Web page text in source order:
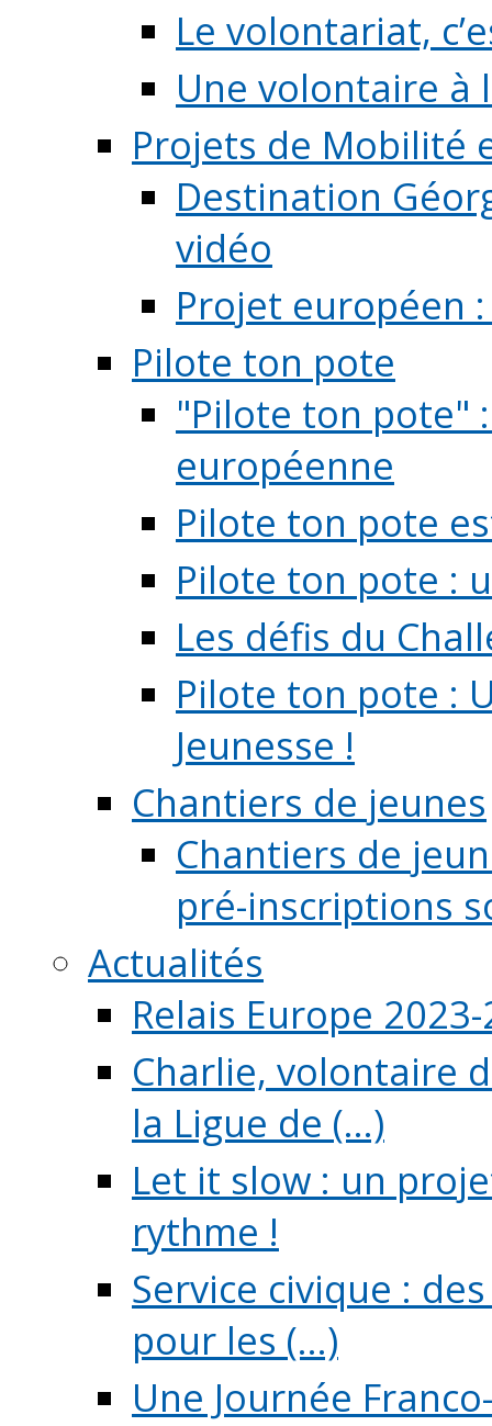
Le volontariat,
Une volontaire à
Projets de Mobilité
Destination
vidéo
Projet européen
Pilote ton pote
"Pilote ton pote"
européenne
Pilote ton pote
Pilote ton pote :
Les défis du
Pilote ton pote :
Jeunesse !
Chantiers de jeunes
Chantiers de
pré-inscriptions
Actualités
Relais Europe
Charlie, volontaire
la Ligue de (...)
Let it slow : un
rythme !
Service civique :
pour les (...)
Une Journée